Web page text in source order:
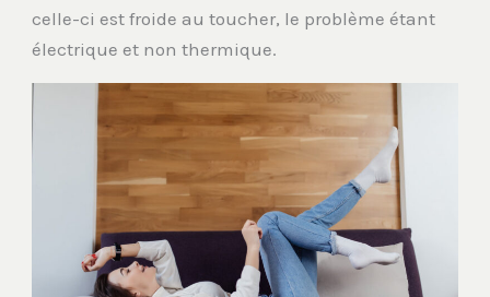
celle-ci est froide au toucher, le problème étant
électrique et non thermique.